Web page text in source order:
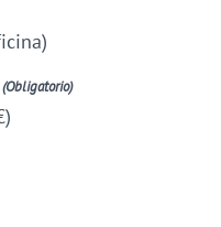
(Obligatorio)